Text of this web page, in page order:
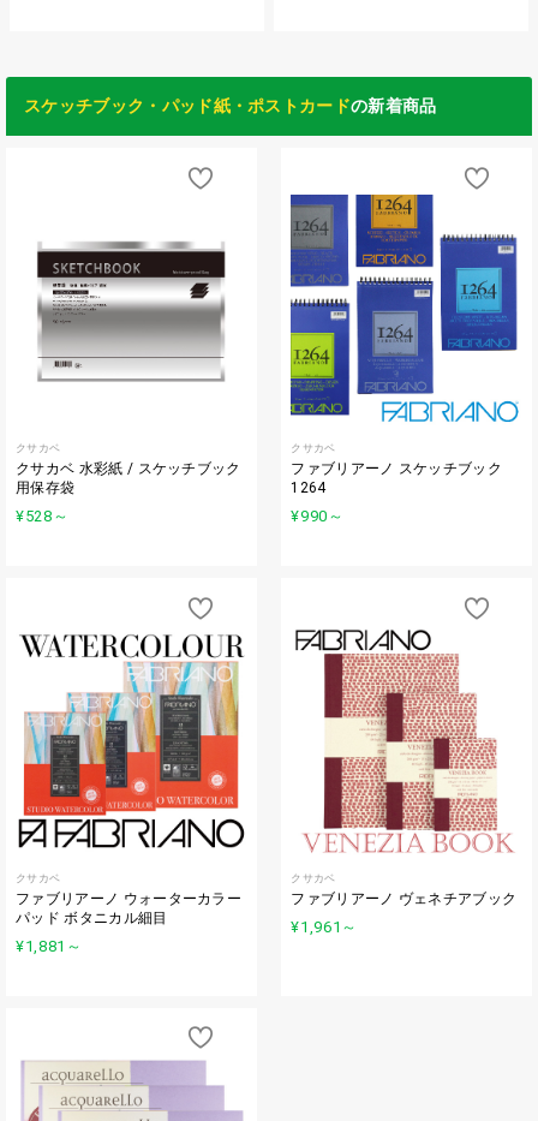
スケッチブック・パッド紙・ポストカードの新着商品
クサカベ
クサカベ 水彩紙 / スケッチブック
用保存袋
¥528 ～
クサカベ
ファブリアーノ スケッチブック
1264
¥990 ～
クサカベ
ファブリアーノ ウォーターカラー
パッド ボタニカル細目
¥1,881 ～
クサカベ
ファブリアーノ ヴェネチアブック
¥1,961 ～